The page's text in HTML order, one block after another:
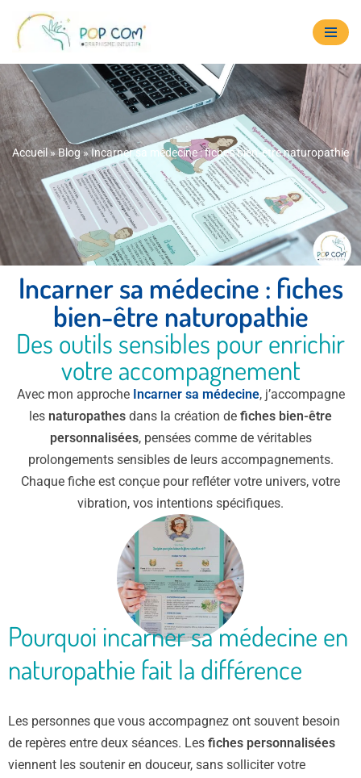
Aller
au
contenu
Accueil»Blog»Incarner sa médecine : fiches bien‑être naturopathie
Incarner sa médecine : fiches
bien-être naturopathie
Des outils sensibles pour enrichir
votre accompagnement
Avec mon approche Incarner sa médecine, j’accompagne
les naturopathes dans la création de fiches bien-être
personnalisées, pensées comme de véritables
prolongements sensibles de leurs accompagnements.
Chaque fiche est conçue pour refléter votre univers, votre
vibration, vos intentions spécifiques.
Pourquoi incarner sa médecine en
naturopathie fait la différence
Les personnes que vous accompagnez ont souvent besoin
de repères entre deux séances. Les fiches personnalisées
viennent les soutenir en douceur, sans solliciter votre